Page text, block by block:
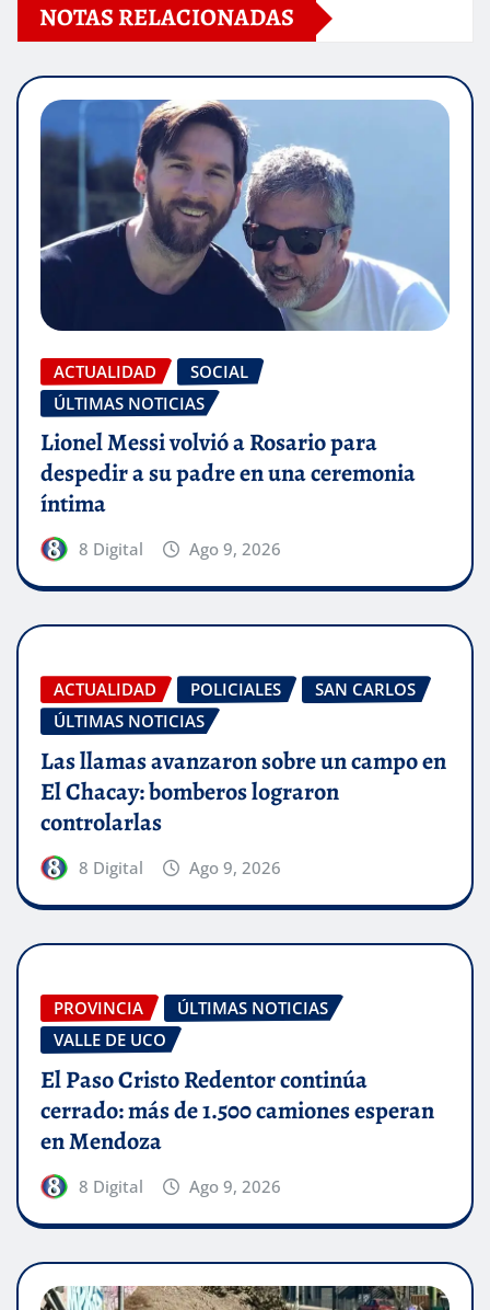
NOTAS RELACIONADAS
ACTUALIDAD
SOCIAL
ÚLTIMAS NOTICIAS
Lionel Messi volvió a Rosario para
despedir a su padre en una ceremonia
íntima
8 Digital Ago 9, 2026
ACTUALIDAD POLICIALES
SAN CARLOS
ÚLTIMAS NOTICIAS
Las llamas avanzaron sobre un campo en
El Chacay: bomberos lograron
controlarlas
8 Digital Ago 9, 2026
PROVINCIA
ÚLTIMAS NOTICIAS
VALLE DE UCO
El Paso Cristo Redentor continúa
cerrado: más de 1.500 camiones esperan
en Mendoza
8 Digital Ago 9, 2026